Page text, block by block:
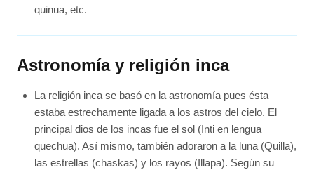
quinua, etc.
Astronomía y religión inca
La religión inca se basó en la astronomía pues ésta
estaba estrechamente ligada a los astros del cielo. El
principal dios de los incas fue el sol (Inti en lengua
quechua). Así mismo, también adoraron a la luna (Quilla),
las estrellas (chaskas) y los rayos (Illapa). Según su